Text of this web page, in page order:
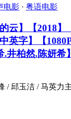
电影 · 粤语电影
云】【2018
英字】【
.井柏然.陈妍希
/ 邱玉洁 / 马英力